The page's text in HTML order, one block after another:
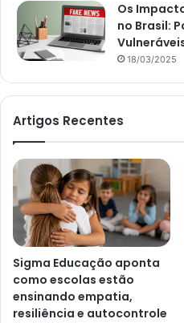
Os
no Brasil:
18/03/2025
Artigos Recentes
Sigma Educação aponta
como escolas estão
ensinando empatia,
resiliência e autocontrole